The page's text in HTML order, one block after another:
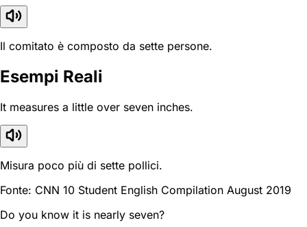
Il comitato è composto da sette persone.
Esempi Reali
It measures a little over seven inches.
Misura poco più di sette pollici.
Fonte: CNN 10 Student English Compilation August 2019
Do you know it is nearly seven?